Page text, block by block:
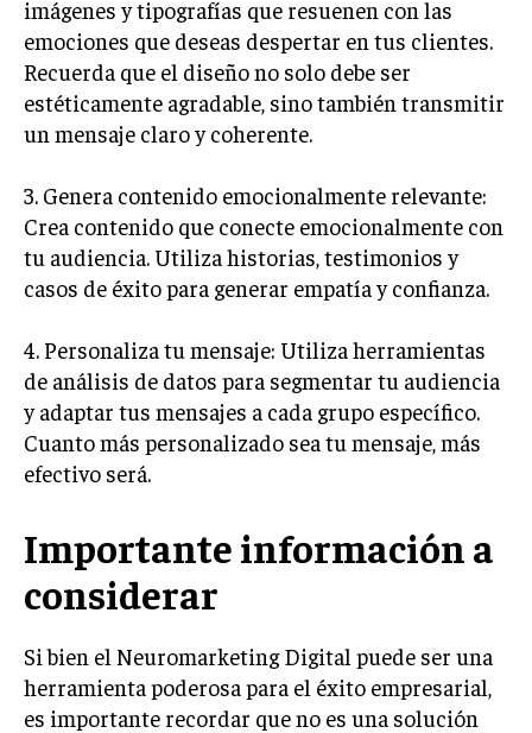
GESTIÓN DE CRISIS EMPRESARIALES
EMPRESAS Y STARTUPS TECNOLÓGICAS
GESTIÓN DE LA EXPERIENCIA DEL CLIENTE
PROYECTOS
GESTIÓN DE PROYECTOS
GESTIÓN DE OPERACIONES Y CADENA DE
SUMINISTRO
CALIDAD Y MEJORA CONTINUA
TALENTOS
RECURSOS HUMANOS Y GESTIÓN DEL
TALENTO
RECLUTAMIENTO Y SELECCIÓN
DESARROLLO DE PERSONAL
GESTIÓN DEL DESEMPEÑO
CULTURA Y CLIMA ORGANIZACIONAL
imágenes y tipografías que resuenen con las
emociones que deseas despertar en tus clientes.
Recuerda que el diseño no solo debe ser
estéticamente agradable, sino también transmitir
un mensaje claro y coherente.
3. Genera contenido emocionalmente relevante:
Crea contenido que conecte emocionalmente con
tu audiencia. Utiliza historias, testimonios y
casos de éxito para generar empatía y confianza.
4. Personaliza tu mensaje: Utiliza herramientas
de análisis de datos para segmentar tu audiencia
y adaptar tus mensajes a cada grupo específico.
Cuanto más personalizado sea tu mensaje, más
efectivo será.
Importante información a
considerar
Si bien el Neuromarketing Digital puede ser una
herramienta poderosa para el éxito empresarial,
es importante recordar que no es una solución